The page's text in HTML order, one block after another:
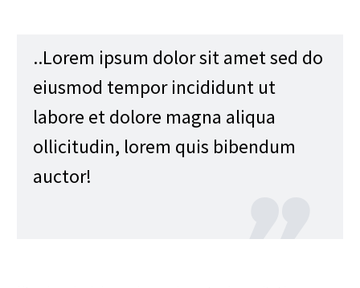
..Lorem ipsum dolor sit amet sed do
eiusmod tempor incididunt ut
labore et dolore magna aliqua
ollicitudin, lorem quis bibendum
auctor!